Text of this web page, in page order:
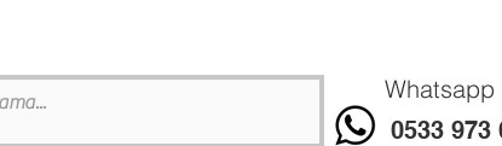
Whatsapp
0533 973